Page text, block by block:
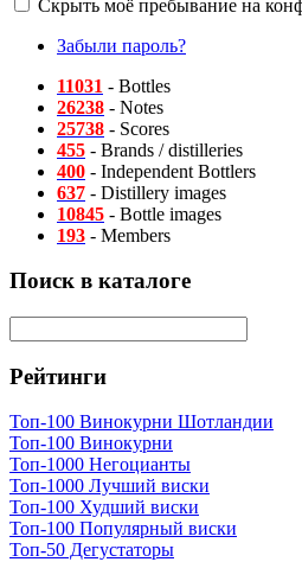
Скрыть моё пребывание на
Забыли пароль?
11031 - Bottles
26238 - Notes
25738 - Scores
455 - Brands / distilleries
400 - Independent Bottlers
637 - Distillery images
10845 - Bottle images
193 - Members
Поиск в каталоге
Рейтинги
Топ-100 Винокурни Шотландии
Топ-100 Винокурни
Топ-1000 Негоцианты
Топ-1000 Лучший виски
Топ-100 Худший виски
Топ-100 Популярный виски
Топ-50 Дегустаторы